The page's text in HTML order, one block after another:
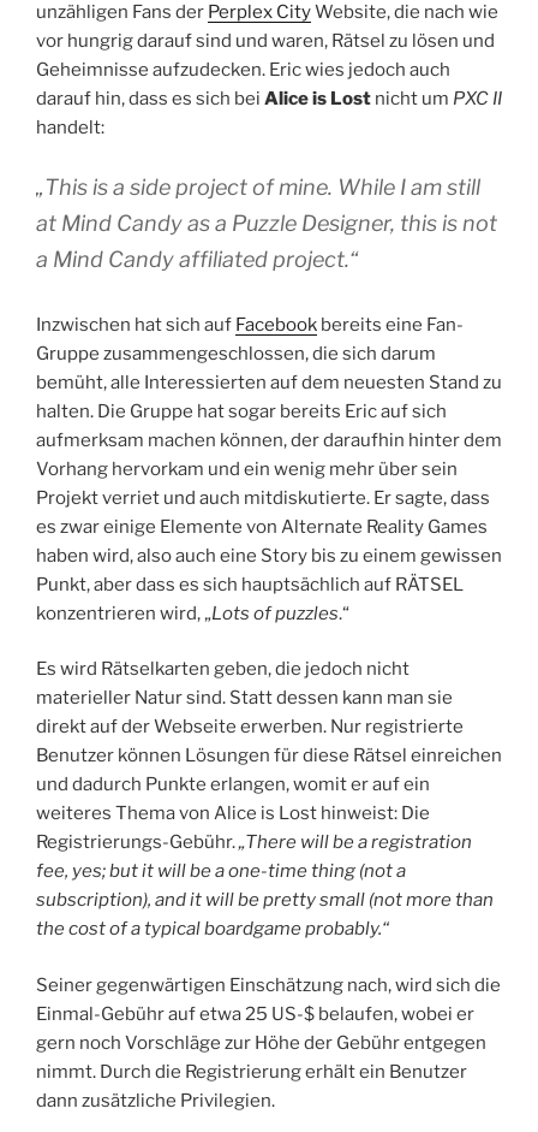
unzähligen Fans der Perplex CityWebsite, die nach wie
vor hungrig darauf sind und waren, Rätsel zu lösen und
Geheimnisse aufzudecken. Eric wies jedoch auch
darauf hin, dass es sich bei Alice is Lost nicht um PXC II
handelt:
„This is a side project of mine. While I am still
at Mind Candy as a Puzzle Designer, this is not
a Mind Candy affiliated project.“
Inzwischen hat sich auf Facebook bereits eine Fan-
Gruppe zusammengeschlossen, die sich darum
bemüht, alle Interessierten auf dem neuesten Stand zu
halten. Die Gruppe hat sogar bereits Eric auf sich
aufmerksam machen können, der daraufhin hinter dem
Vorhang hervorkam und ein wenig mehr über sein
Projekt verriet und auch mitdiskutierte. Er sagte, dass
es zwar einige Elemente von Alternate Reality Games
haben wird, also auch eine Story bis zu einem gewissen
Punkt, aber dass es sich hauptsächlich auf RÄTSEL
konzentrieren wird, „Lots of puzzles.“
Es wird Rätselkarten geben, die jedoch nicht
materieller Natur sind. Statt dessen kann man sie
direkt auf der Webseite erwerben. Nur registrierte
Benutzer können Lösungen für diese Rätsel einreichen
und dadurch Punkte erlangen, womit er auf ein
weiteres Thema von Alice is Lost hinweist: Die
Registrierungs-Gebühr.„There will be a registration
fee, yes; but it will be a one-time thing (not a
subscription), and it will be pretty small (not more than
the cost of a typical boardgame probably.“
Seiner gegenwärtigen Einschätzung nach, wird sich die
Einmal-Gebühr auf etwa 25 US-$ belaufen, wobei er
gern noch Vorschläge zur Höhe der Gebühr entgegen
nimmt. Durch die Registrierung erhält ein Benutzer
dann zusätzliche Privilegien.